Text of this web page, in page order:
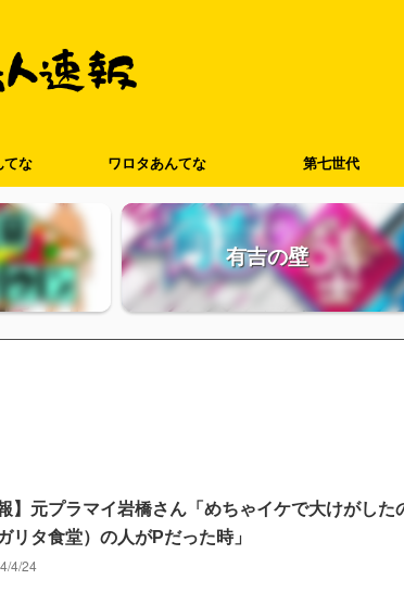
てな ワロタあんてな 第七世代
有吉の壁
報】元プラマイ岩橋さん「めちゃイケで大けがし
リタ食堂）の人がPだった時」
4/24